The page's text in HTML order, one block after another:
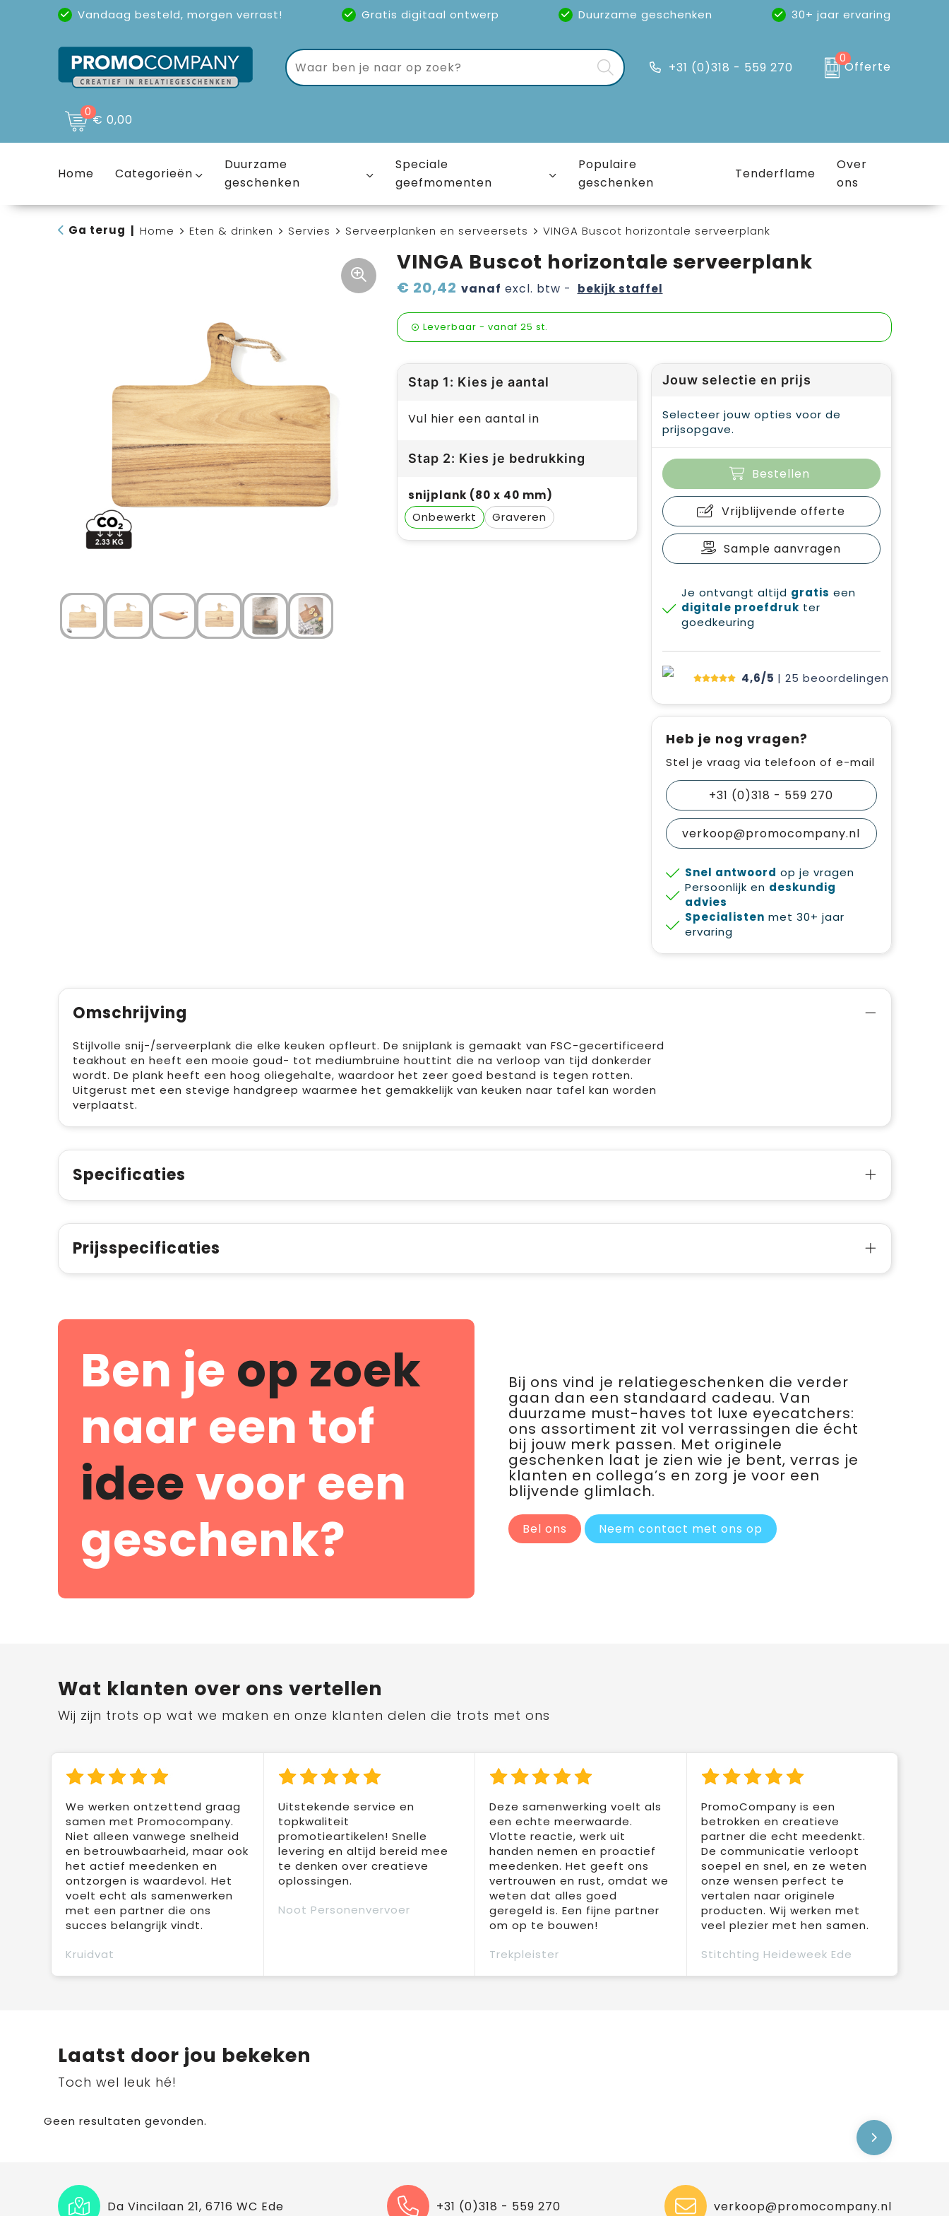
Vandaag besteld, morgen verrast! Gratis digitaal ontwerp Duurzame geschenken
30+ jaar ervaring
Uitstekende reviews(4,6/5)
+31 (0)318 - 559 270
0
Offerte
0€ 0,00
Home Categorieën
Duurzame
geschenken
Speciale
geefmomenten
Populaire
geschenken
Tenderflame
Over
ons
Ga terug Home Eten & drinken Servies Serveerplanken en serveersets VINGA Buscot horizontale serveerplank
VINGA Buscot horizontale serveerplank
€ 20,42 vanaf excl. btw - bekijk staffel
Leverbaar - vanaf 25 st.
Stap 1: Kies je aantal
Vul hier een aantal in
Stap 2: Kies je bedrukking
snijplank (80 x 40 mm)
Onbewerkt
Graveren
Jouw selectie en prijs
Selecteer jouw opties voor de
prijsopgave.
Bestellen
Vrijblijvende offerte
Sample aanvragen
Je ontvangt altijd gratis een
digitale proefdruk ter
goedkeuring
4,6/5 | 25 beoordelingen
Heb je nog vragen?
Stel je vraag via telefoon of e-mail
+31 (0)318 - 559 270
verkoop@promocompany.nl
Snel antwoord op je vragen
Persoonlijk en deskundig
advies
Specialisten met 30+ jaar
ervaring
Omschrijving
Stijlvolle snij-/serveerplank die elke keuken opfleurt. De snijplank is gemaakt van FSC-gecertificeerd
teakhout en heeft een mooie goud- tot mediumbruine houttint die na verloop van tijd donkerder
wordt. De plank heeft een hoog oliegehalte, waardoor het zeer goed bestand is tegen rotten.
Uitgerust met een stevige handgreep waarmee het gemakkelijk van keuken naar tafel kan worden
verplaatst.
Specificaties
Prijsspecificaties
Ben je op zoek
naar een tof
ideevoor een
geschenk?
Bij ons vind je relatiegeschenken die verder
gaan dan een standaard cadeau. Van
duurzame must-haves tot luxe eyecatchers:
ons assortiment zit vol verrassingen die écht
bij jouw merk passen. Met originele
geschenken laat je zien wie je bent, verras je
klanten en collega’s en zorg je voor een
blijvende glimlach.
Bel ons Neem contact met ons op
Wat klanten over ons vertellen
Wij zijn trots op wat we maken en onze klanten delen die trots met ons
We werken ontzettend graag
samen met Promocompany.
Niet alleen vanwege snelheid
en betrouwbaarheid, maar ook
het actief meedenken en
ontzorgen is waardevol. Het
voelt echt als samenwerken
met een partner die ons
succes belangrijk vindt.
Kruidvat
Uitstekende service en
topkwaliteit
promotieartikelen! Snelle
levering en altijd bereid mee
te denken over creatieve
oplossingen.
Noot Personenvervoer
Deze samenwerking voelt als
een echte meerwaarde.
Vlotte reactie, werk uit
handen nemen en proactief
meedenken. Het geeft ons
vertrouwen en rust, omdat we
weten dat alles goed
geregeld is. Een fijne partner
om op te bouwen!
Trekpleister
PromoCompany is een
betrokken en creatieve
partner die echt meedenkt.
De communicatie verloopt
soepel en snel, en ze weten
onze wensen perfect te
vertalen naar originele
producten. Wij werken met
veel plezier met hen samen.
Stitchting Heideweek Ede
Laatst door jou bekeken
Toch wel leuk hé!
Geen resultaten gevonden.
Da Vincilaan 21, 6716 WC Ede +31 (0)318 - 559 270 verkoop@promocompany.nl